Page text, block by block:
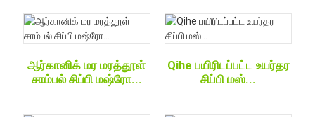
ஆர்கானிக் மர மரத்தூள்
சாம்பல் சிப்பி மஷ்ரோ...
Qihe பயிரிடப்பட்ட உயர்தர
சிப்பி மஸ்...